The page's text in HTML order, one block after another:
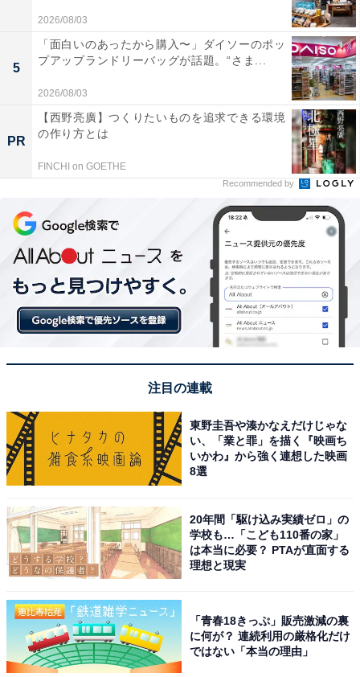
「あ・ら・伊達な道の駅」の口コミは？
「あ・ら・伊達な道の駅」には以下のような口コミが寄
せられています。
規模が大きく、レストランも土産コーナーも充実し
ていて、宮城の名産品がここだけでほぼ揃ってしま
うほど。ロイズの常設ショップがあることに驚きま
したが、大崎市と姉妹都市の北海道当別町つながり
なんですね。鳴子温泉を訪れる際は、毎回小腹を満
たしに立ち寄っています。
鳴子温泉の帰りにいつも利用しています。地元の野
菜・山菜・お米をはじめ、惣菜・漬物・お菓子・お
酒・食堂など、品揃えが豊富で毎回つい何か買って
しまいます。駐車場も広くてドライブ途中の休憩に
も最適です。
スイーツコーナーがとても魅力的で、フルーツケー
キやチーズタルトなどどれも美味しそうな商品が揃
っていました。施設全体が清潔感があり広々として
いるので、お弁当や惣菜を買いながら食事もできて
とても便利。ドライブ中に絶対また立ち寄りたいお
気に入りスポットです。
2026/08/03
5
「面白いのあったから購入〜」ダイソーのポッ
プアップランドリーバッグが話題。“さま...
2026/08/03
PR
【西野亮廣】つくりたいものを追求できる環境
の作り方とは
FINCHI on GOETHE
Recommended by
注目の連載
東野圭吾や湊かなえだけじゃな
い、「業と罪」を描く『映画ち
いかわ』から強く連想した映画
8選
20年間「駆け込み実績ゼロ」の
学校も…「こども110番の家」
は本当に必要？ PTAが直面する
理想と現実
「青春18きっぷ」販売激減の裏
に何が？ 連続利用の厳格化だけ
ではない「本当の理由」